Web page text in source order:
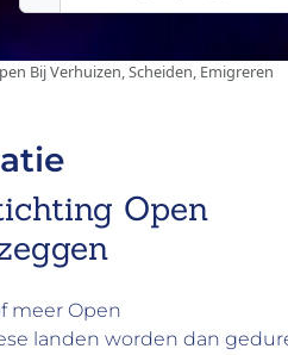
Bij Verhuizen, Scheiden, Emigreren
Open
meer Open
landen worden dan